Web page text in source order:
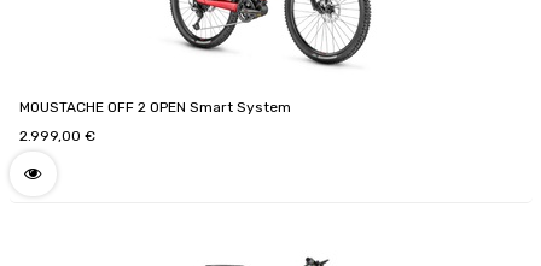
MOUSTACHE OFF 2 OPEN Smart System
2.999,00 €